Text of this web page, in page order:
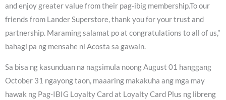
and enjoy greater value from their pag-ibig membership.To our
friends from Lander Superstore, thank you for your trust and
partnership. Maraming salamat po at congratulations to all of us,”
bahagi pa ng mensahe ni Acosta sa gawain.
Sa bisa ng kasunduan na nagsimula noong August 01 hanggang
October 31 ngayong taon, maaaring makakuha ang mga may
hawak ng Pag-IBIG Loyalty Card at Loyalty Card Plus ng libreng